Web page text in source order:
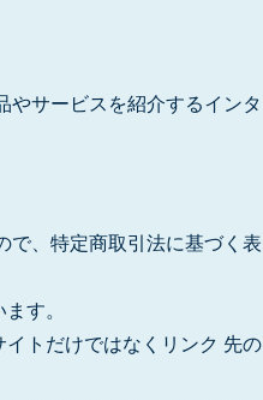
やサービスを紹介するインタ
で、特定商取引法に基づく表
す。
トだけではなくリンク 先の